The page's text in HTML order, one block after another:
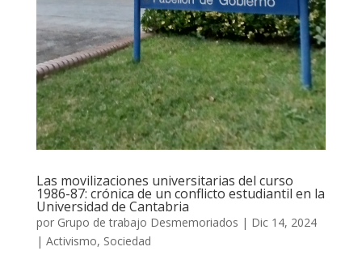
Las movilizaciones universitarias del curso
1986-87: crónica de un conflicto estudiantil en la
Universidad de Cantabria
por Grupo de trabajo Desmemoriados | Dic 14, 2024
| Activismo, Sociedad